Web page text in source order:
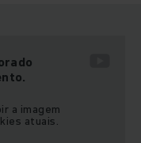
a imagem
atuais.